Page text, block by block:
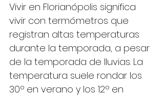
Vivir en Florianópolis significa
vivir con termómetros que
registran altas temperaturas
durante la temporada, a pesar
de la temporada de lluvias. La
temperatura suele rondar los
30º en verano y los 12º en